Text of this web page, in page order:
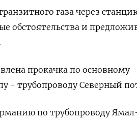
газа через
обстоятельства и
прокачка по основному
- трубопроводу Северный
по трубопроводу